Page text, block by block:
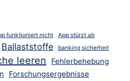
funktioniert nicht
App stürzt ab
Ballaststoffe
banking sicherheit
leeren
Fehlerbehebung
Forschungsergebnisse